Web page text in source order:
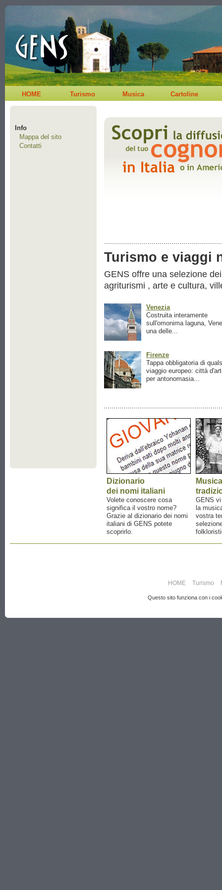
HOME Turismo Musica Cartoline
Info
Mappa del sito
Contatti
Turismo e viaggi
GENS offre una selezione
agriturismi , arte e cultura,
Venezia
Costruita interamente
sull'omonima laguna,
una delle...
Firenze
Tappa obbligatoria di
viaggio europeo: città
per antonomasia...
Dizionario
dei nomi italiani
Volete conoscere cosa
significa il vostro nome?
Grazie al dizionario dei nomi
italiani di GENS potete
scoprirlo.
Musica
GENS
la
vostra
HOME Turismo
Questo sito funziona con i